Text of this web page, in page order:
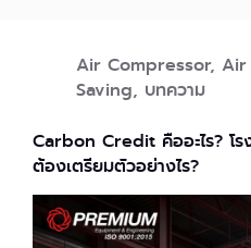
Air Compressor, Air
Saving, บทความ
Carbon Credit คืออะไร? โ
ต้องเตรียมตัวอย่างไร?